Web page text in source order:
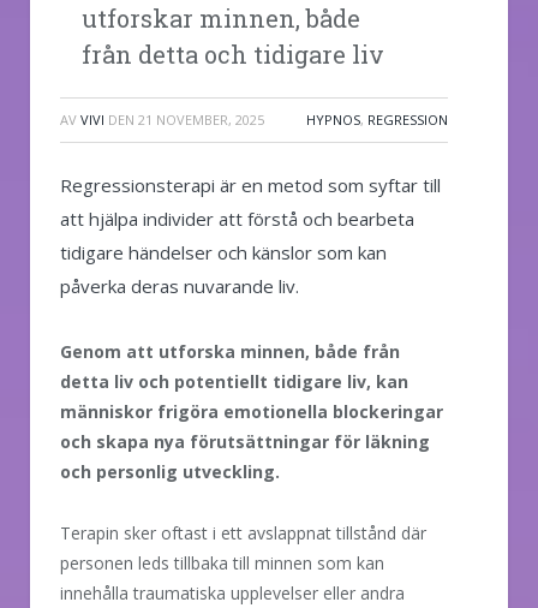
utforskar minnen, både
från detta och tidigare liv
AV VIVI DEN 21 NOVEMBER, 2025 HYPNOS, REGRESSION
Regressionsterapi är en metod som syftar till
att hjälpa individer att förstå och bearbeta
tidigare händelser och känslor som kan
påverka deras nuvarande liv.
Genom att utforska minnen, både från
detta liv och potentiellt tidigare liv, kan
människor frigöra emotionella blockeringar
och skapa nya förutsättningar för läkning
och personlig utveckling.
Terapin sker oftast i ett avslappnat tillstånd där
personen leds tillbaka till minnen som kan
innehålla traumatiska upplevelser eller andra